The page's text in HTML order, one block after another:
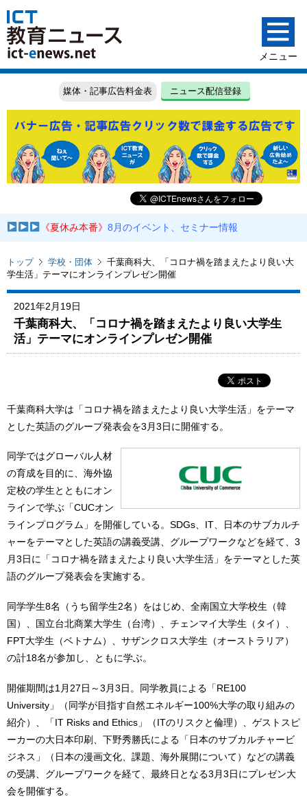
媒体・記事広告料金表 ニュース配信登録
《夏休み本番》8月のイベント、セミナー情報
トップ 学校・団体
千葉商科大、「コロナ禍を踏まえたより良い大
学生活」テーマにオンラインプレゼン開催
2021年2月19日
千葉商科大、「コロナ禍を踏まえたより良い大学生
活」テーマにオンラインプレゼン開催
千葉商科大学は「コロナ禍を踏まえたより良い大学生活」をテーマ
とした英語のグループ発表会を3月3日に開催する。
同学ではグローバル人材
の育成を目的に、海外協
定校の学生とともにオン
ラインで学ぶ「CUCオン
ラインプログラム」を開催している。SDGs、IT、日本のサブカルチ
ャーをテーマとした英語の講義受講、グループワークなどを経て、3
月3日に「コロナ禍を踏まえたより良い大学生活」をテーマとした英
語のグループ発表会を実施する。
同学学生8名（うち留学生2名）をはじめ、全南国立大学校生（韓
国）、国立台北商業大学生（台湾）、チェンマイ大学生（タイ）、
FPT大学生（ベトナム）、サザンクロス大学生（オーストラリア）
の計18名が参加し、ともに学ぶ。
開催期間は1月27日～3月3日。同学教員による「RE100
University」（同学が目指す自然エネルギー100%大学の取り組みの
紹介）、「IT Risks and Ethics」（ITのリスクと倫理）、ゲストスピ
ーカーの大日本印刷、下野秀勝氏による「日本のサブカルチャービ
ジネス」（日本の漫画文化、課題、海外展開について）などの講義
の受講、グループワークを経て、最終日となる3月3日にプレゼン大
会を開催する。